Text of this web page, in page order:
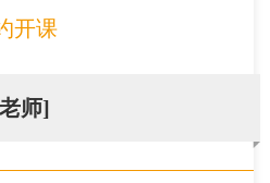
开课
师]